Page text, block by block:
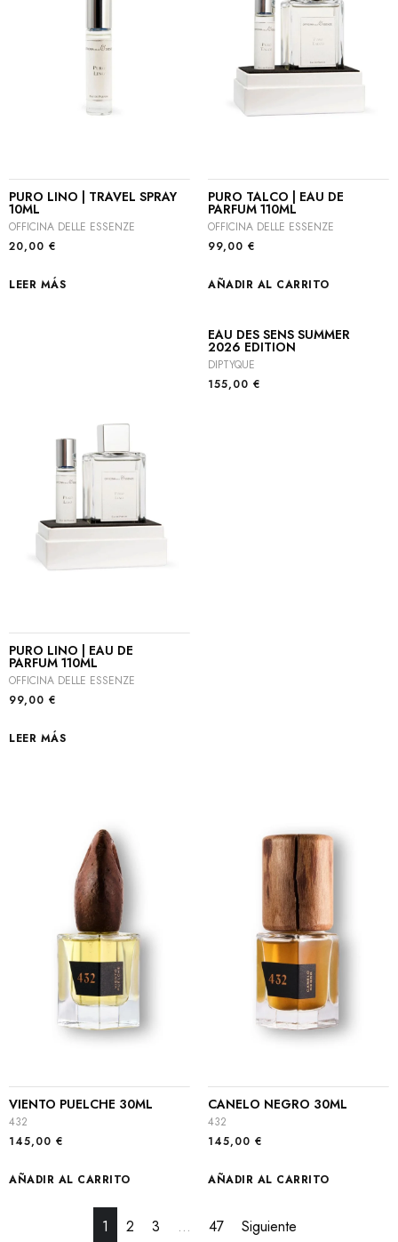
PURO LINO | TRAVEL SPRAY
10ML
OFFICINA DELLE ESSENZE
20,00 €
LEER MÁS
PURO TALCO | EAU DE
PARFUM 110ML
OFFICINA DELLE ESSENZE
99,00 €
AÑADIR AL CARRITO
PURO LINO | EAU DE
PARFUM 110ML
OFFICINA DELLE ESSENZE
99,00 €
LEER MÁS
EAU DES SENS SUMMER
2026 EDITION
DIPTYQUE
155,00 €
VIENTO PUELCHE 30ML
432
145,00 €
AÑADIR AL CARRITO
CANELO NEGRO 30ML
432
145,00 €
AÑADIR AL CARRITO
1 2 3 … 47 Siguiente